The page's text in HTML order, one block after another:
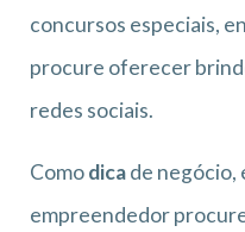
concursos especiais,
procure oferecer
redes sociais.
Comodicade negócio,
empreendedor